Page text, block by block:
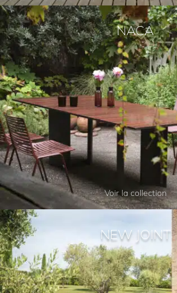
NACA
Voir la collection
NEW JOINT